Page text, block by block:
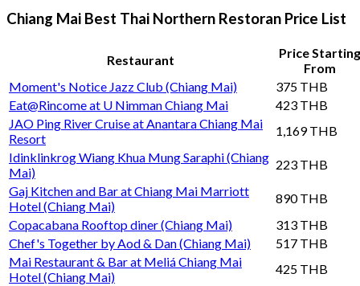
Chiang Mai Best Thai Northern Restoran Price List
Restaurant
Price Starting
From
Moment's Notice Jazz Club (Chiang Mai)
375 THB
Eat@Rincome at U Nimman Chiang Mai
423 THB
JAO Ping River Cruise at Anantara Chiang Mai
Resort
1,169 THB
Idinklinkrog Wiang Khua Mung Saraphi (Chiang
Mai)
223 THB
Gaj Kitchen and Bar at Chiang Mai Marriott
Hotel (Chiang Mai)
890 THB
Copacabana Rooftop diner (Chiang Mai)
313 THB
Chef's Together by Aod & Dan (Chiang Mai)
517 THB
Mai Restaurant & Bar at Meliá Chiang Mai
Hotel (Chiang Mai)
425 THB